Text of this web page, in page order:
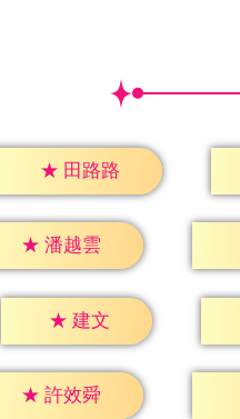
★ 田路路
★ 潘越雲
★ 建文
★ 許效舜